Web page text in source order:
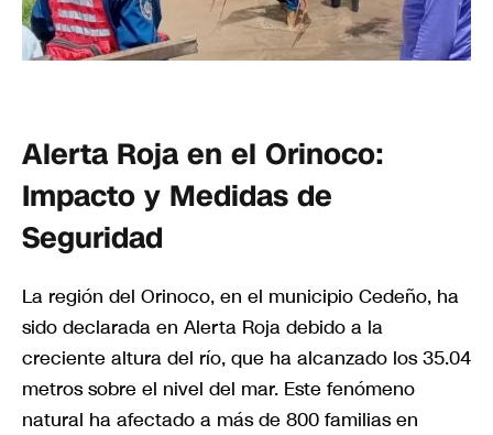
Alerta Roja en el Orinoco:
Impacto y Medidas de
Seguridad
La región del Orinoco, en el municipio Cedeño, ha
sido declarada en Alerta Roja debido a la
creciente altura del río, que ha alcanzado los 35.04
metros sobre el nivel del mar. Este fenómeno
natural ha afectado a más de 800 familias en